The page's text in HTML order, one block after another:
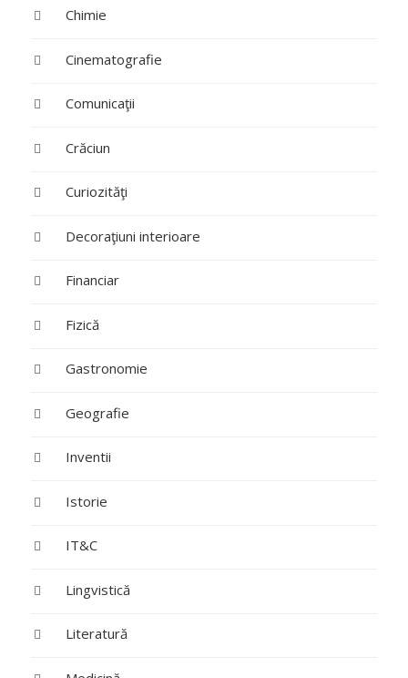
Chimie
Cinematografie
Comunicaţii
Crăciun
Curiozităţi
Decoraţiuni interioare
Financiar
Fizică
Gastronomie
Geografie
Inventii
Istorie
IT&C
Lingvistică
Literatură